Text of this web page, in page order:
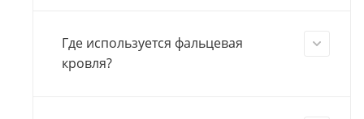
Где используется фальцевая
кровля?